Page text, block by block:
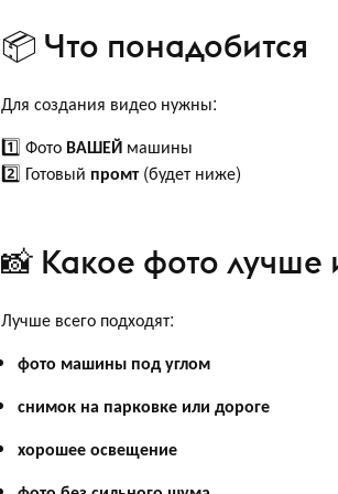
📦 Что понадобится
Для создания видео нужны:
1️⃣ Фото ВАШЕЙ машины
2️⃣ Готовый промт(будет ниже)
📸 Какое фото лучше
Лучше всего подходят:
фото машины под углом
снимок на парковке или дороге
хорошее освещение